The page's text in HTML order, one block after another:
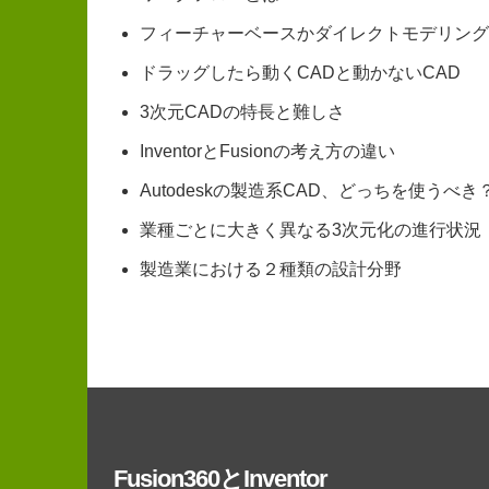
フィーチャーベースかダイレクトモデリン
ドラッグしたら動くCADと動かないCAD
3次元CADの特長と難しさ
InventorとFusionの考え方の違い
Autodeskの製造系CAD、どっちを使うべき
業種ごとに大きく異なる3次元化の進行状況
製造業における２種類の設計分野
Fusion360とInventor